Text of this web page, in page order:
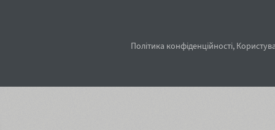
Політика конфіденційності,